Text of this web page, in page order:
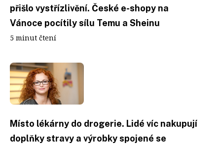
přišlo vystřízlivění. České e-shopy na
Vánoce pocítily sílu Temu a Sheinu
5 minut čtení
Místo lékárny do drogerie. Lidé víc nakupují
doplňky stravy a výrobky spojené se